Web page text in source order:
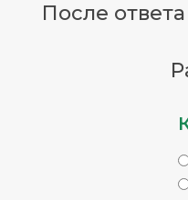
После